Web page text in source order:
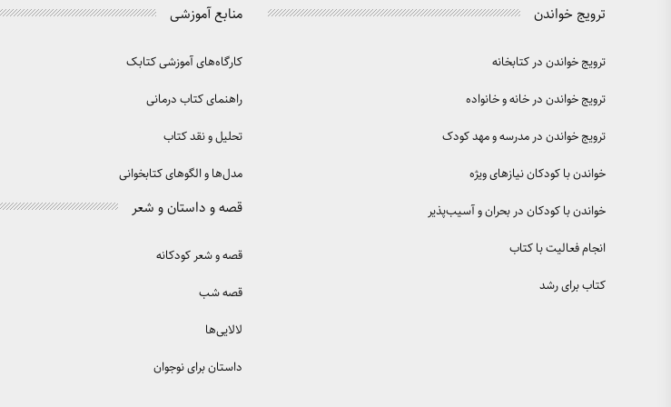
ترویج خواندن
ترویج خواندن در کتابخانه
ترویج خواندن در خانه و خانواده
ترویج خواندن در مدرسه و مهد کودک
خواندن با کودکان نیازهای ویژه
خواندن با کودکان در بحران و آسیب‌پذیر
انجام فعالیت با کتاب
کتاب برای رشد
منابع آموزشی
کارگاه‌های آموزشی کتابک
راهنمای کتاب درمانی
تحلیل و نقد کتاب
مدل‌ها و الگوهای کتابخوانی
قصه و داستان و شعر
قصه و شعر کودکانه
قصه شب
لالایی‌ها
داستان برای نوجوان